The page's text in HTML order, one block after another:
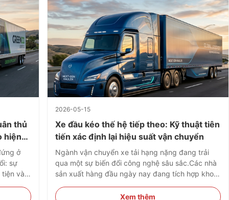
thủ
hiện
ở
sự
và
2026-05-15
Xe đầu kéo thế hệ tiếp theo: Kỹ thuật tiên
tiến xác định lại hiệu suất vận chuyển
Ngành vận chuyển xe tải hạng nặng đang trải
qua một sự biến đổi công nghệ sâu sắc.Các nhà
sản xuất hàng đầu ngày nay đang tích hợp khoa
hệ thống quản lý hệ thống truyền động thông
Xem thêm